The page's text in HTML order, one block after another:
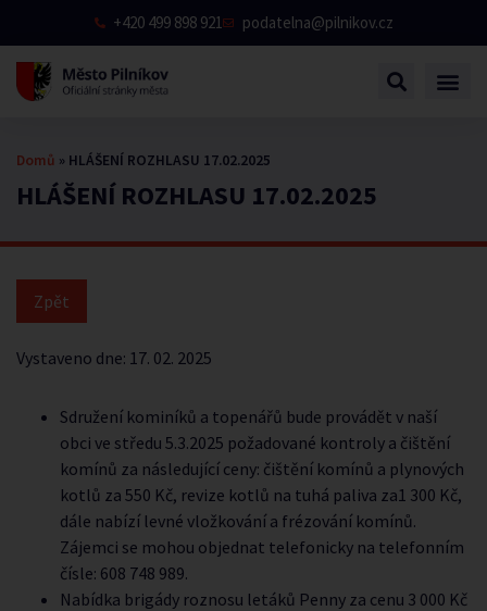
+420 499 898 921 podatelna@pilnikov.cz
HLÁŠENÍ ROZHLASU 17.02.2025
Domů » HLÁŠENÍ ROZHLASU 17.02.2025
Vystaveno dne: 17. 02. 2025
Sdružení kominíků a topenářů bude provádět v naší
obci ve středu 5.3.2025 požadované kontroly a čištění
komínů za následující ceny: čištění komínů a plynových
kotlů za 550 Kč, revize kotlů na tuhá paliva za1 300 Kč,
dále nabízí levné vložkování a frézování komínů.
Zájemci se mohou objednat telefonicky na telefonním
čísle: 608 748 989.
Nabídka brigády roznosu letáků Penny za cenu 3 000 Kč